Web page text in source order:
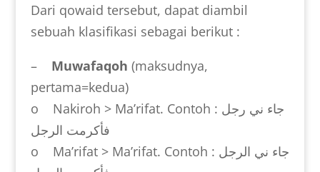
Dari qowaid tersebut, dapat diambil
sebuah klasifikasi sebagai berikut :
– Muwafaqoh (maksudnya,
pertama=kedua)
o Nakiroh > Ma’rifat. Contoh : جاء ني رجل
فأكرمت الرجل
o Ma’rifat > Ma’rifat. Contoh : جاء ني الرجل